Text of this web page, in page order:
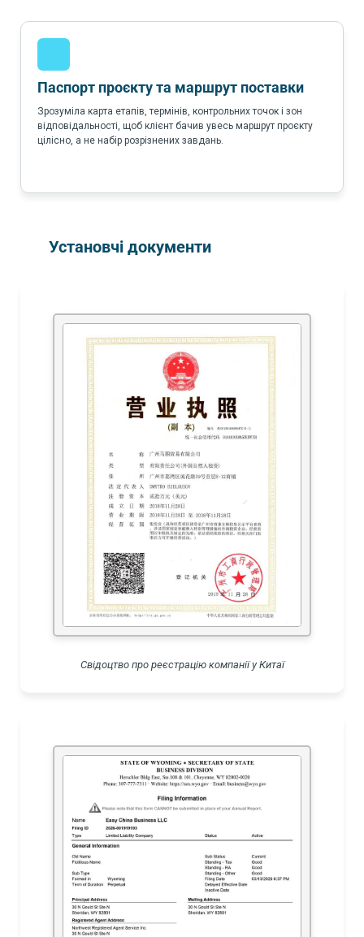
Паспорт проєкту та маршрут поставки
Зрозуміла карта етапів, термінів, контрольних точок і зон
відповідальності, щоб клієнт бачив увесь маршрут проєкту
цілісно, а не набір розрізнених завдань.
Установчі документи
Свідоцтво про реєстрацію компанії у Китаї